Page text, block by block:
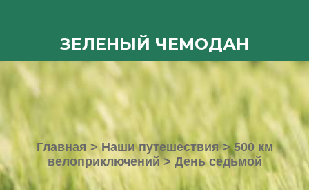
ЗЕЛЕНЫЙ ЧЕМОДАН
Главная >Наши путешествия>500 км
велоприключений> День седьмой